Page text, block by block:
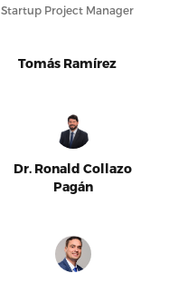
Startup Project Manager
Tomás Ramírez
Dr. Ronald Collazo
Pagán